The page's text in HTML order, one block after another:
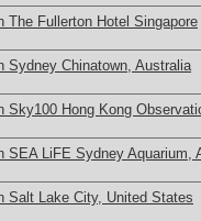
The Fullerton Hotel Singapore
Sydney Chinatown, Australia
Sky100 Hong Kong
SEA LiFE Sydney Aquarium,
Salt Lake City, United States